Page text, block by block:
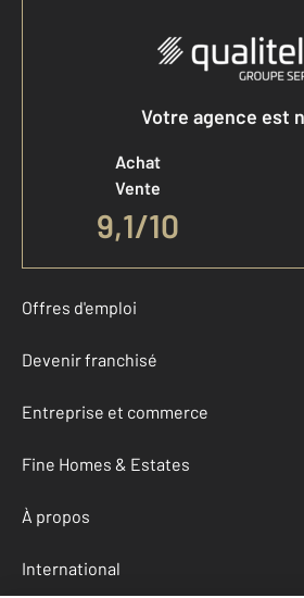
Votre agence est
Achat
Vente
9,1/10
Offres d'emploi
Devenir franchisé
Entreprise et commerce
Fine Homes & Estates
À propos
International